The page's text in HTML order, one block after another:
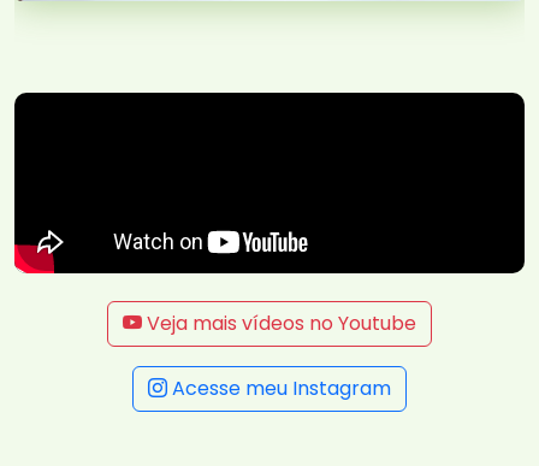
Veja mais vídeos no Youtube
Acesse meu Instagram